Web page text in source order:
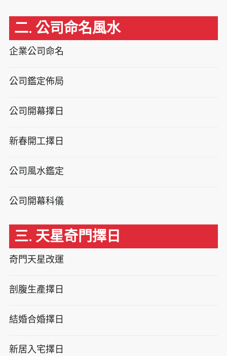
二. 公司命名風水
企業公司命名
公司鑑定佈局
公司開幕擇日
新春開工擇日
公司風水鑑定
公司開幕科儀
三. 天星奇門擇日
奇門天星改運
剖腹生產擇日
結婚合婚擇日
新居入宅擇日